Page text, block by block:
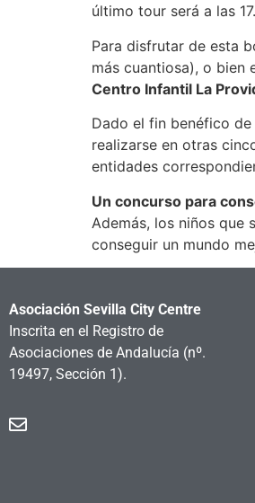
último tour será a las
Para disfrutar de esta
más cuantiosa), o bien
Centro Infantil La
Dado el fin benéfico
realizarse en otras
entidades
Un concurso para
Además, los niños que
conseguir un mundo
Asociación Sevilla City Centre
Inscrita en el Registro de
Asociaciones de Andalucía (nº.
19497, Sección 1).